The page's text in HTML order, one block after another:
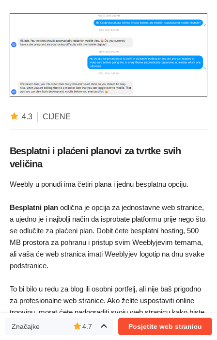
4.3 CIJENE
Besplatni i plaćeni planovi za tvrtke svih
veličina
Weebly u ponudi ima četiri plana i jednu besplatnu opciju.
Besplatni plan odlična je opcija za jednostavne web stranice,
a ujedno je i najbolji način da isprobate platformu prije nego što
se odlučite za plaćeni plan. Dobit ćete besplatni hosting, 500
MB prostora za pohranu i pristup svim Weeblyjevim temama,
ali vaša će web stranica imati Weeblyjev logotip na dnu svake
podstranice.
To bi bilo u redu za blog ili osobni portfelj, ali nije baš prigodno
za profesionalne web stranice. Ako želite uspostaviti online
trgovinu, morat ćete nadograditi svoju web stranicu kako biste
dobili značajke za e-trgovinu.
Značajke 4.7 Posjetite web stranicu